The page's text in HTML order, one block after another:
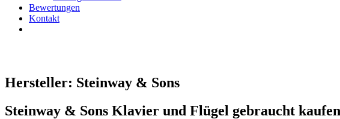
Bewertungen
Kontakt
Hersteller: Steinway & Sons
Steinway & Sons Klavier und Flügel gebraucht